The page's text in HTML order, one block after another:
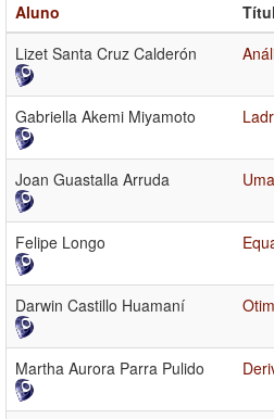
Aluno
Lizet Santa Cruz Calderón
Gabriella Akemi Miyamoto
Joan Guastalla Arruda
Felipe Longo
Darwin Castillo Huamaní
Martha Aurora Parra Pulido